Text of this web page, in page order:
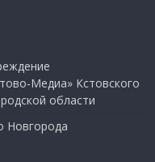
Медиа» Кстовского
области
Новгорода